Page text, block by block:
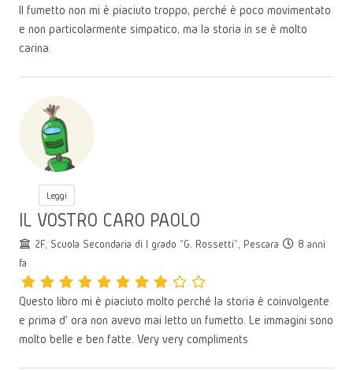
Il fumetto non mi è piaciuto troppo, perché è poco movimentato
e non particolarmente simpatico, ma la storia in se è molto
carina.
Leggi
IL VOSTRO CARO PAOLO
2F, Scuola Secondaria di I grado "G. Rossetti", Pescara
8 anni
fa
Questo libro mi è piaciuto molto perché la storia è coinvolgente
e prima d' ora non avevo mai letto un fumetto. Le immagini sono
molto belle e ben fatte. Very very compliments